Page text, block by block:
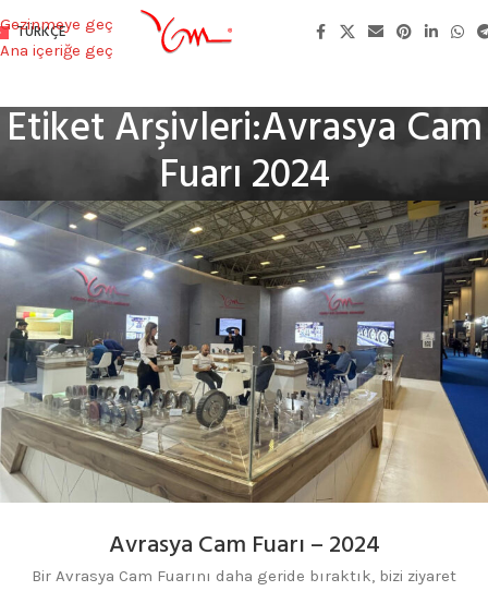
Gezinmeye geç
Ana içeriğe geç
TÜRKÇE
Etiket Arşivleri:Avrasya Cam
Fuarı 2024
Avrasya Cam Fuarı – 2024
Bir Avrasya Cam Fuarını daha geride bıraktık, bizi ziyaret